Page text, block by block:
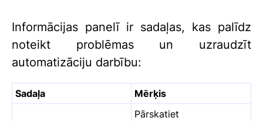
Informācijas panelī ir sadaļas, kas palīdz
noteikt problēmas un uzraudzīt
automatizāciju darbību:
Sadaļa Mērķis
Pārskatiet